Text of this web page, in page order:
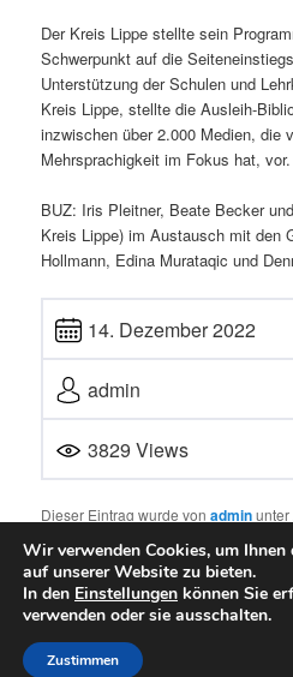
Der Kreis Lippe stellte sein
Schwerpunkt auf die
Unterstützung der Schulen und
Kreis Lippe, stellte die Ausleih-
inzwischen über 2.000 Medien, die
Mehrsprachigkeit im Fokus hat, vor.
BUZ: Iris Pleitner, Beate Becker
Kreis Lippe) im Austausch mit den
Hollmann, Edina Murataqic und
14. Dezember 2022
admin
3829 Views
Dieser Eintrag wurde vonadminunter
Mit Stolz präsentiert
Wir verwenden Cookies, um
auf unserer Website zu bieten.
In den Einstellungen können Sie
verwenden oder sie ausschalten.
Zustimmen